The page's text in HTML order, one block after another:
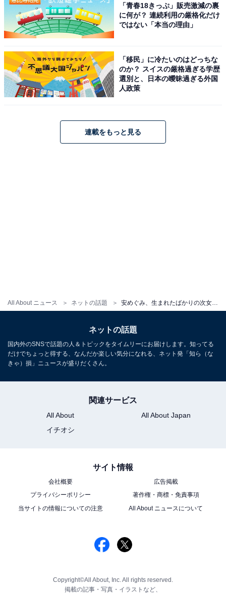
All About ニュース ネットの話題 安めぐみ、生まれたばかりの次女とお宮参りへ！ 顔出しツーショット公開に「綺麗なママ」「お子様を抱くお姿美しいです」
「青春18きっぷ」販売激減の裏
に何が？ 連続利用の厳格化だけ
ではない「本当の理由」
「移民」に冷たいのはどっちな
のか？ スイスの厳格過ぎる学歴
選別と、日本の曖昧過ぎる外国
人政策
連載をもっと見る
ネットの話題
国内外のSNSで話題の人＆トピックをタイムリーにお届けします。知ってる
だけでちょっと得する、なんだか楽しい気分になれる、ネット発「知ら（な
きゃ）損」ニュースが盛りだくさん。
関連サービス
All About
All About Japan
イチオシ
サイト情報
会社概要
広告掲載
プライバシーポリシー
著作権・商標・免責事項
当サイトの情報についての注意
All About ニュースについて
Copyright©All About, Inc. All rights reserved.
掲載の記事・写真・イラストなど、